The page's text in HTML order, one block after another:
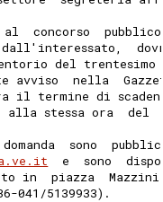
concorso
del
avviso  nella
il termine di
alla stessa ora  del
sono
e  sono
in  piazza
041/5139933).